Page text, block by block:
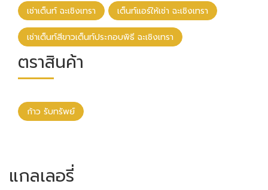
เช่าเต็นท์ ฉะเชิงเทรา เต็นท์แอร์ให้เช่า ฉะเชิงเทรา
เช่าเต็นท์สีขาวเต็นท์ประกอบพิธี ฉะเชิงเทรา
ตราสินค้า
ก้าว รับทรัพย์
แกลเลอรี่